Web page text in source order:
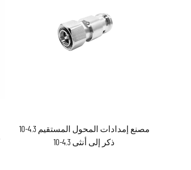
مصنع إمدادات المحول المستقيم 4.3-10
ذكر إلى أنثى 4.3-10